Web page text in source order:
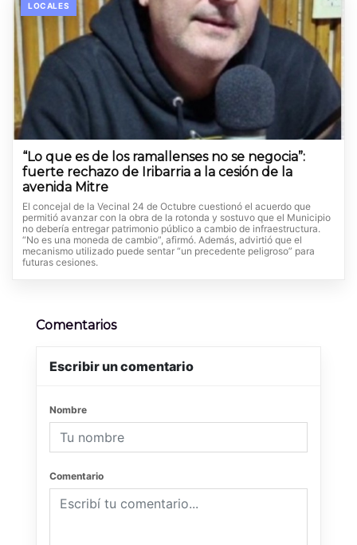
LOCALES
“Lo que es de los ramallenses no se negocia”:
fuerte rechazo de Iribarria a la cesión de la
avenida Mitre
El concejal de la Vecinal 24 de Octubre cuestionó el acuerdo que
permitió avanzar con la obra de la rotonda y sostuvo que el Municipio
no debería entregar patrimonio público a cambio de infraestructura.
“No es una moneda de cambio”, afirmó. Además, advirtió que el
mecanismo utilizado puede sentar “un precedente peligroso” para
futuras cesiones.
Comentarios
Escribir un comentario
Nombre
Comentario